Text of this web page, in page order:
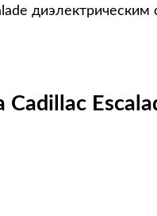
Cadillac